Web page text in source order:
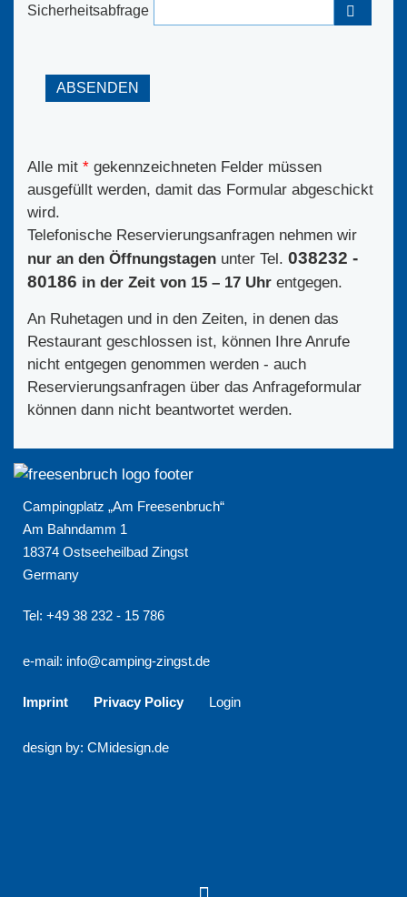
Sicherheitsabfrage
ABSENDEN
Alle mit * gekennzeichneten Felder müssen
ausgefüllt werden, damit das Formular abgeschickt
wird.
Telefonische Reservierungsanfragen nehmen wir
nur an den Öffnungstagen unter Tel. 038232 -
80186 in der Zeit von 15 – 17 Uhr entgegen.
An Ruhetagen und in den Zeiten, in denen das
Restaurant geschlossen ist, können Ihre Anrufe
nicht entgegen genommen werden - auch
Reservierungsanfragen über das Anfrageformular
können dann nicht beantwortet werden.
Campingplatz „Am Freesenbruch“
Am Bahndamm 1
18374 Ostseeheilbad Zingst
Germany
Tel: +49 38 232 - 15 786
e-mail: info@camping-zingst.de
Imprint Privacy Policy Login
design by: CMidesign.de